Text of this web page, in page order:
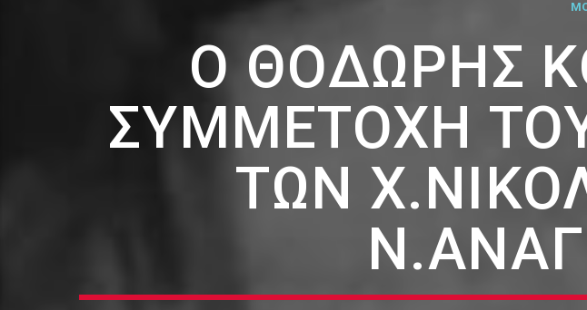
Ο ΘΟΔΩΡΉΣ
ΣΥΜΜΕΤΟΧΉ
ΤΩΝ